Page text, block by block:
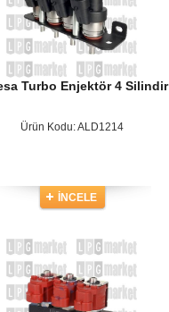
Turbo Enjektör 4 Silindir
Ürün Kodu: ALD1214
İNCELE